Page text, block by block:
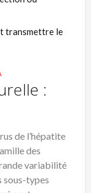
transmettre le
:
de l’hépatite
des
variabilité
sous-types